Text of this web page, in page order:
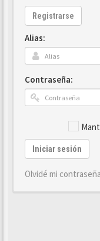
Registrarse
Alias:
Contraseña:
Iniciar sesión
Olvidé mi contraseña